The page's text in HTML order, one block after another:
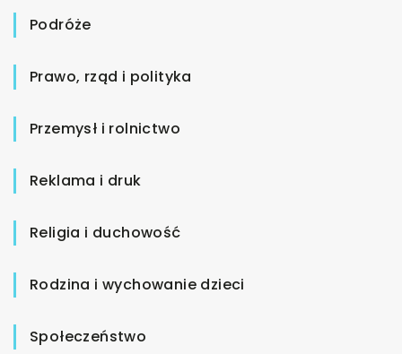
Podróże
Prawo, rząd i polityka
Przemysł i rolnictwo
Reklama i druk
Religia i duchowość
Rodzina i wychowanie dzieci
Społeczeństwo